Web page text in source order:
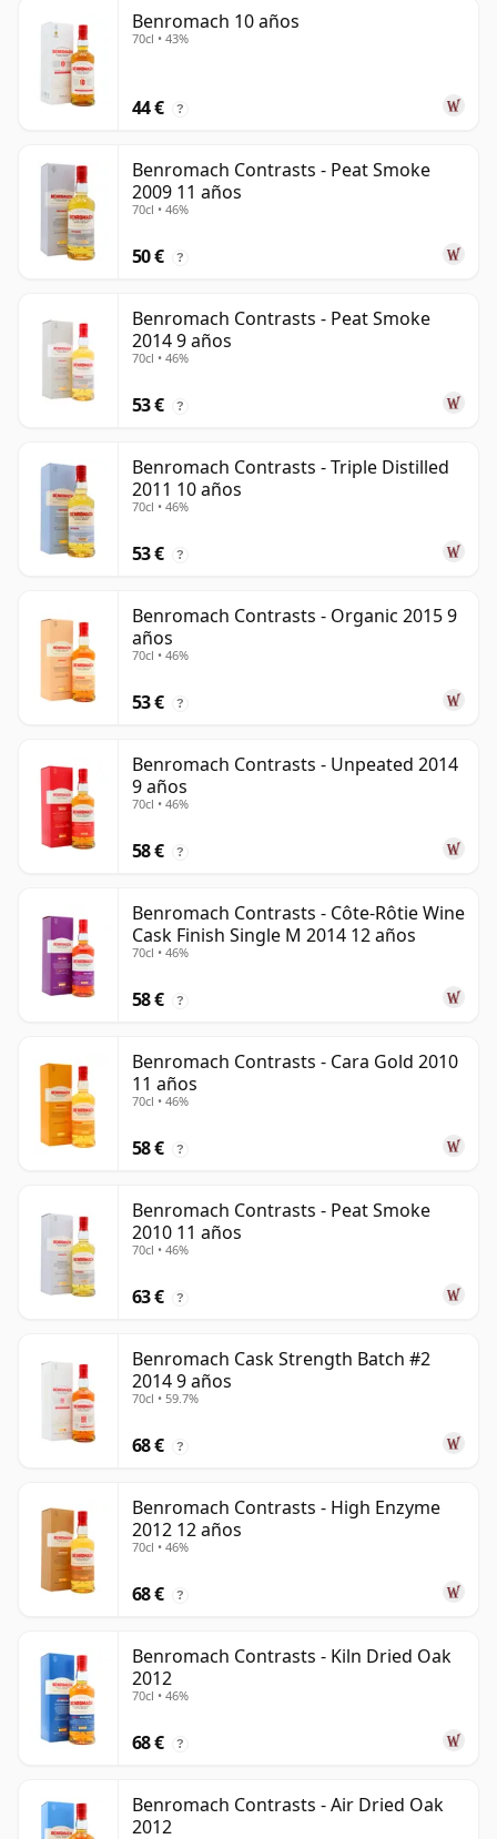
Benromach 10 años
70cl • 43%
44 € ?
Benromach Contrasts - Peat Smoke
2009 11 años
70cl • 46%
50 € ?
Benromach Contrasts - Peat Smoke
2014 9 años
70cl • 46%
53 € ?
Benromach Contrasts - Triple Distilled
2011 10 años
70cl • 46%
53 € ?
Benromach Contrasts - Organic 2015 9
años
70cl • 46%
53 € ?
Benromach Contrasts - Unpeated 2014
9 años
70cl • 46%
58 € ?
Benromach Contrasts - Côte-Rôtie Wine
Cask Finish Single M 2014 12 años
70cl • 46%
58 € ?
Benromach Contrasts - Cara Gold 2010
11 años
70cl • 46%
58 € ?
Benromach Contrasts - Peat Smoke
2010 11 años
70cl • 46%
63 € ?
Benromach Cask Strength Batch #2
2014 9 años
70cl • 59.7%
68 € ?
Benromach Contrasts - High Enzyme
2012 12 años
70cl • 46%
68 € ?
Benromach Contrasts - Kiln Dried Oak
2012
70cl • 46%
68 € ?
Benromach Contrasts - Air Dried Oak
2012